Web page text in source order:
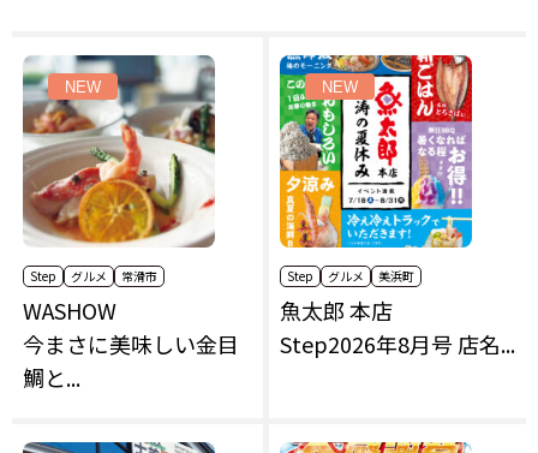
NEW
Step グルメ 常滑市
WASHOW
今まさに美味しい金目
鯛と...
NEW
Step グルメ 美浜町
魚太郎 本店
Step2026年8月号 店名...